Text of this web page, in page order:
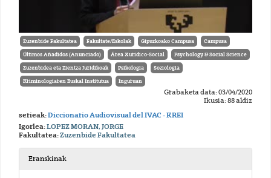
Zuzenbide Fakultatea Fakultate/Eskolak Gipuzkoako Campusa Campusa
Últimos Añadidos (Anunciado) Área Xurídico-Social Psychology & Social Science
Zuzenbidea eta Zientza Juridikoak Psikologia Soziologia
Kriminologiaren Euskal Institutua Inguruan
Grabaketa data: 03/04/2020
Ikusia: 88 aldiz
serieak:Diccionario Audiovisual del IVAC - KREI
Igorlea:LOPEZ MORAN, JORGE
Fakultatea:Zuzenbide Fakultatea
Eranskinak